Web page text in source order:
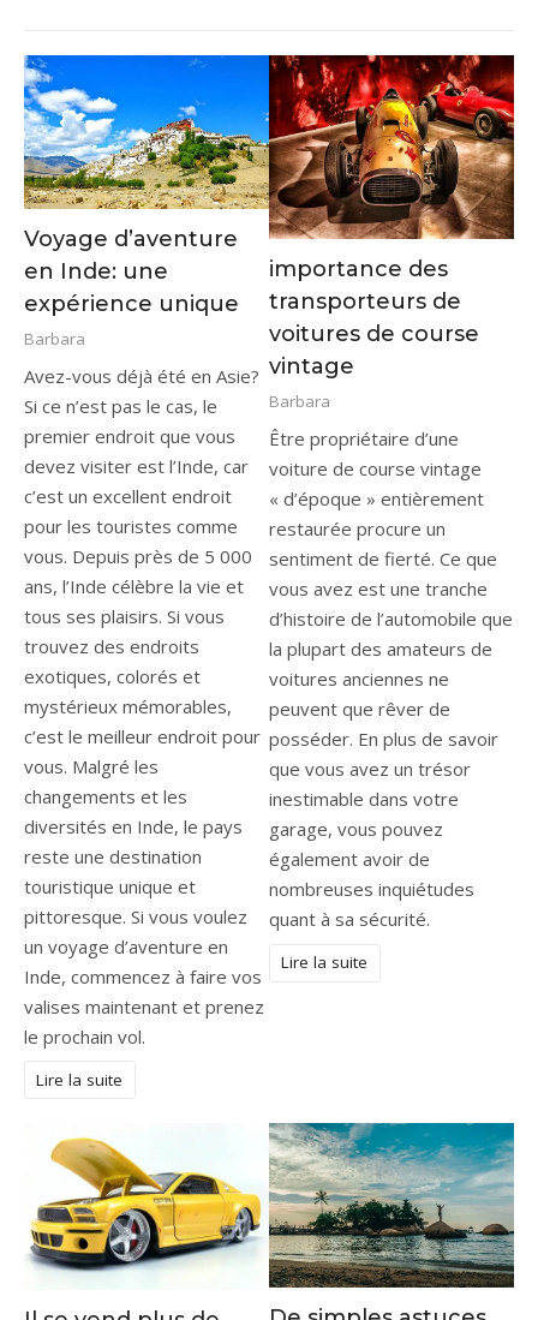
Voyage d’aventure
en Inde: une
expérience unique
Barbara
Avez-vous déjà été en Asie?
Si ce n’est pas le cas, le
premier endroit que vous
devez visiter est l’Inde, car
c’est un excellent endroit
pour les touristes comme
vous. Depuis près de 5 000
ans, l’Inde célèbre la vie et
tous ses plaisirs. Si vous
trouvez des endroits
exotiques, colorés et
mystérieux mémorables,
c’est le meilleur endroit pour
vous. Malgré les
changements et les
diversités en Inde, le pays
reste une destination
touristique unique et
pittoresque. Si vous voulez
un voyage d’aventure en
Inde, commencez à faire vos
valises maintenant et prenez
le prochain vol.
Lire la suite
importance des
transporteurs de
voitures de course
vintage
Barbara
Être propriétaire d’une
voiture de course vintage
« d’époque » entièrement
restaurée procure un
sentiment de fierté. Ce que
vous avez est une tranche
d’histoire de l’automobile que
la plupart des amateurs de
voitures anciennes ne
peuvent que rêver de
posséder. En plus de savoir
que vous avez un trésor
inestimable dans votre
garage, vous pouvez
également avoir de
nombreuses inquiétudes
quant à sa sécurité.
Lire la suite